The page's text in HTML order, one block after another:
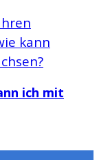
ich mit